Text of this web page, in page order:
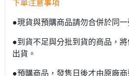
下單注意事項
●現貨與預購商品請勿合併於同一
●到貨不足與分批到貨的商品，
出貨。
●預購商品，發售日後才由原廠